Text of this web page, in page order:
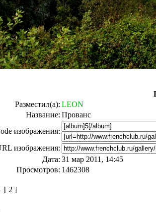
Разместил(а): LEON
Название: Прованс
изображения:
изображения:
Дата: 31 мар 2011, 14:45
Просмотров: 1462308
[ 2 ]